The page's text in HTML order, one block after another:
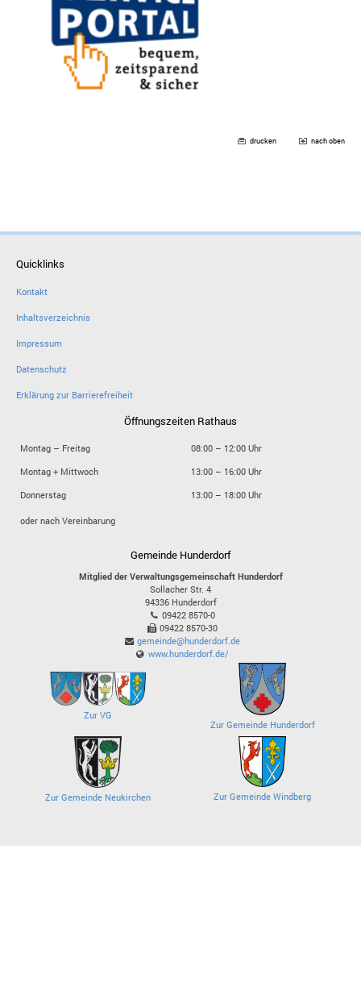
drucken nach oben
Quicklinks
Kontakt
Inhaltsverzeichnis
Impressum
Datenschutz
Erklärung zur Barrierefreiheit
Öffnungszeiten Rathaus
Montag – Freitag
08:00 – 12:00 Uhr
Montag + Mittwoch
13:00 – 16:00 Uhr
Donnerstag
13:00 – 18:00 Uhr
oder nach Vereinbarung
Gemeinde Hunderdorf
Mitglied der Verwaltungsgemeinschaft Hunderdorf
Sollacher Str. 4
94336 Hunderdorf
09422 8570-0
09422 8570-30
gemeinde@hunderdorf.de
www.hunderdorf.de/
Zur VG
Zur Gemeinde Hunderdorf
Zur Gemeinde Neukirchen Zur Gemeinde Windberg